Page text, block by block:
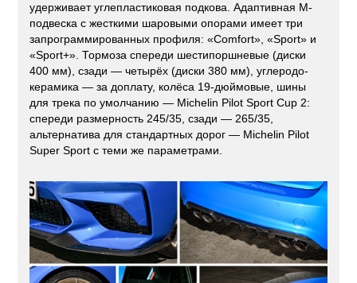
удерживает углепластиковая подкова. Адаптивная M-
подвеска с жесткими шаровыми опорами имеет три
запрограммированных профиля: «Comfort», «Sport» и
«Sport+». Тормоза спереди шестипоршневые (диски
400 мм), сзади — четырёх (диски 380 мм), углеродо-
керамика — за доплату, колёса 19-дюймовые, шины
для трека по умолчанию — Michelin Pilot Sport Cup 2:
спереди размерность 245/35, сзади — 265/35,
альтернатива для стандартных дорог — Michelin Pilot
Super Sport с теми же параметрами.